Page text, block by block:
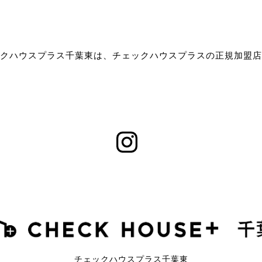
ハウスプラス千葉東は、チェックハウスプラスの正規加盟
チェックハウスプラス千葉東